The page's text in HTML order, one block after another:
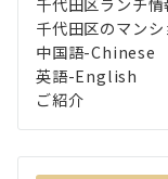
千代田区のマン
中国語-Chinese
英語-English
ご紹介